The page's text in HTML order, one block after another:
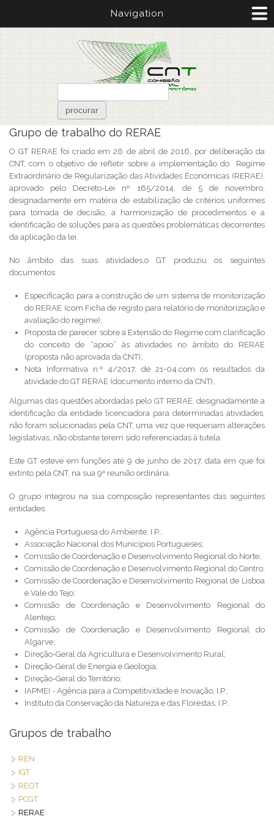
Navigation
Formulário de pesquisa
Está aqui
Grupo de trabalho do RERAE
O GT RERAE foi criado em 26 de abril de 2016, por deliberação da
CNT, com o objetivo de refletir sobre a implementação do Regime
Extraordinário de Regularização das Atividades Económicas (RERAE),
aprovado pelo Decreto-Lei nº 165/2014, de 5 de novembro,
designadamente em matéria de estabilização de critérios uniformes
para tomada de decisão, a harmonização de procedimentos e a
identificação de soluções para as questões problemáticas decorrentes
da aplicação da lei.
No âmbito das suas atividades,o GT produziu os seguintes
documentos:
Especificação para a construção de um sistema de monitorização
do RERAE (com Ficha de registo para relatório de monitorização e
avaliação do regime);
Proposta de parecer sobre a Extensão do Regime com clarificação
do conceito de “apoio” às atividades no âmbito do RERAE
(proposta não aprovada da CNT);
Nota Informativa n.º 4/2017, de 21-04,com os resultados da
atividade do GT RERAE (documento interno da CNT);
Algumas das questões abordadas pelo GT RERAE, designadamente a
identificação da entidade licenciadora para determinadas atividades,
não foram solucionadas pela CNT, uma vez que requeriam alterações
legislativas, não obstante terem sido referenciadas à tutela.
Este GT esteve em funções até 9 de junho de 2017, data em que foi
extinto pela CNT, na sua 9ª reunião ordinária.
O grupo integrou na sua composição representantes das seguintes
entidades:
Agência Portuguesa do Ambiente, I.P.;
Associação Nacional dos Municípios Portugueses;
Comissão de Coordenação e Desenvolvimento Regional do Norte;
Comissão de Coordenação e Desenvolvimento Regional do Centro;
Comissão de Coordenação e Desenvolvimento Regional de Lisboa
e Vale do Tejo;
Comissão de Coordenação e Desenvolvimento Regional do
Alentejo;
Comissão de Coordenação e Desenvolvimento Regional do
Algarve;
Direção-Geral da Agricultura e Desenvolvimento Rural;
Direção-Geral de Energia e Geologia;
Direção-Geral do Território;
IAPMEI - Agência para a Competitividade e Inovação, I.P.;
Instituto da Conservação da Natureza e das Florestas, I.P..
Grupos de trabalho
REN
IGT
REOT
PCGT
RERAE